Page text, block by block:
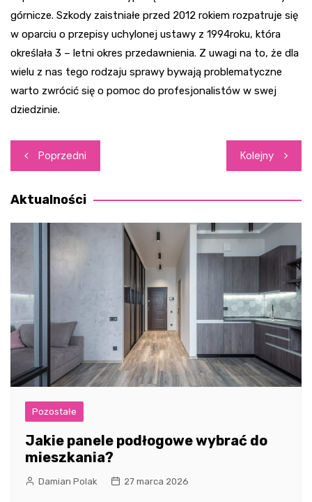
górnicze. Szkody zaistniałe przed 2012 rokiem rozpatruje się
w oparciu o przepisy uchylonej ustawy z 1994roku, która
określała 3 – letni okres przedawnienia. Z uwagi na to, że dla
wielu z nas tego rodzaju sprawy bywają problematyczne
warto zwrócić się o pomoc do profesjonalistów w swej
dziedzinie.
Nawigacja
wpisu
Poprzedni Kolejny
Aktualności
Pozostałe
Jakie panele podłogowe wybrać do
mieszkania?
Damian Polak 27 marca 2026